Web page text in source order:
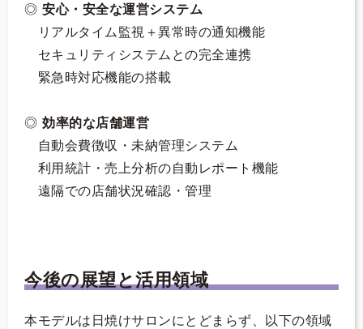
◎ 安心・安全な運営システム
リアルタイム監視＋異常時の通知機能
セキュリティシステムとの完全連携
緊急時対応機能の搭載
◎ 効率的な店舗運営
自動会費徴収・未納管理システム
利用統計・売上分析の自動レポート機能
遠隔での店舗状況確認・管理
今後の展望と活用領域
本モデルは日焼けサロンにとどまらず、以下の領域